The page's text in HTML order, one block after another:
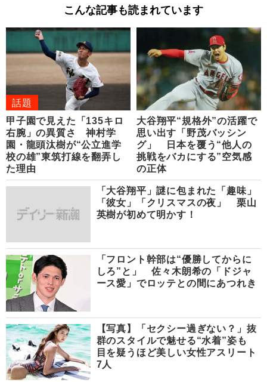
こんな記事も読まれています
話題
甲子園で見えた「135キロ
右腕」の異質さ 神村学
園・龍頭汰樹が“公立進学
校の雄”東筑打線を翻弄し
た理由
大谷翔平“規格外”の活躍で
思い出す「野茂バッシン
グ」 日本を覆う“他人の
挑戦をバカにする”空気感
の正体
「大谷翔平」謎に包まれた「趣味」
「彼女」「クリスマスの夜」 栗山
英樹が初めて明かす！
「フロント幹部は“優勝してからに
しろ”と」 佐々木朗希の「ドジャ
ース愛」でロッテとの間にあつれき
【写真】「セクシー過ぎない？」抜
群のスタイルで魅せる“水着”姿も
目を疑うほど美しい女性アスリート
7人